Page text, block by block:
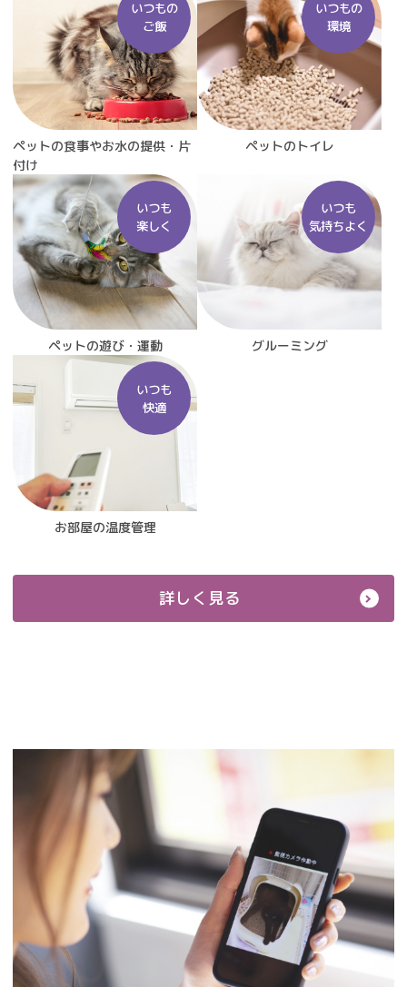
いつもの
ご飯
ペットの食事やお水の提供・片
付け
いつもの
環境
ペットのトイレ
いつも
楽しく
ペットの遊び・運動
いつも
気持ちよく
グルーミング
いつも
快適
お部屋の温度管理
詳しく見る